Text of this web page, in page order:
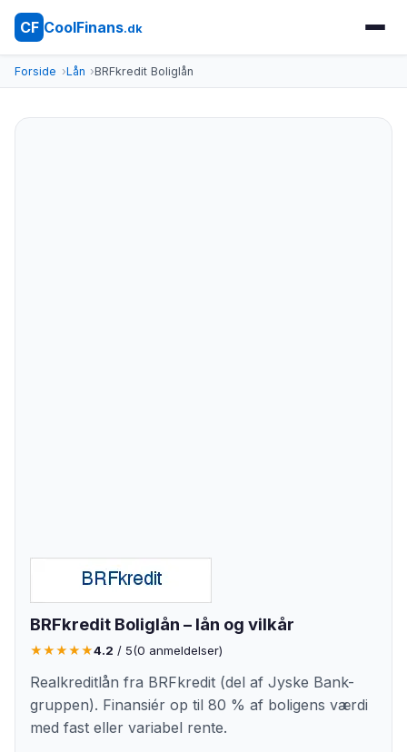
CF CoolFinans.dk
Forside Lån BRFkredit Boliglån
BRFkredit Boliglån – lån og vilkår
★★★★★4.2 / 5(0 anmeldelser)
Realkreditlån fra BRFkredit (del af Jyske Bank-
gruppen). Finansiér op til 80 % af boligens værdi
med fast eller variabel rente.